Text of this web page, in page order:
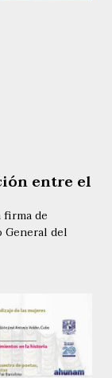
entre el
firma de
del